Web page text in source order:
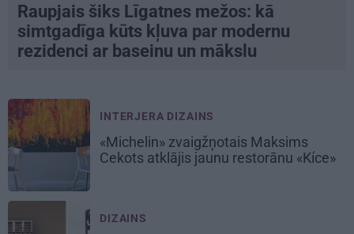
Raupjais šiks Līgatnes mežos: kā
simtgadīga kūts kļuva par modernu
rezidenci ar baseinu un mākslu
INTERJERA DIZAINS
«Michelin» zvaigžņotais Maksims
Cekots atklājis jaunu restorānu «Kíce»
DIZAINS